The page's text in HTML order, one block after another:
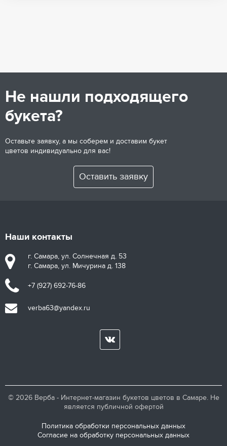
Не нашли подходящего
букета?
Оставьте заявку, а мы соберем и доставим букет
цветов индивидуально для вас!
Оставить заявку
Наши контакты
г. Самара, ул. Солнечная д. 53
г. Самара, ул. Мичурина д. 138
+7 (927) 692-76-86
verba63@yandex.ru
© 2026 Верба - Интернет-магазин букетов цветов в Самаре. Не
является публичной офертой
Политика обработки персональных данных
Согласие на обработку персональных данных